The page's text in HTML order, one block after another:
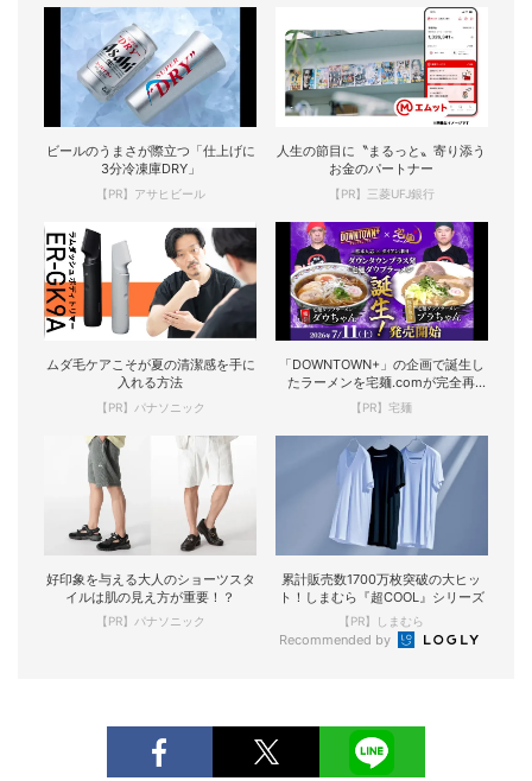
ビールのうまさが際立つ「仕上げに
3分冷凍庫DRY」
【PR】アサヒビール
人生の節目に〝まるっと〟寄り添う
お金のパートナー
【PR】三菱UFJ銀行
ムダ毛ケアこそが夏の清潔感を手に
入れる方法
【PR】パナソニック
「DOWNTOWN+」の企画で誕生し
たラーメンを宅麺.comが完全再
現！
【PR】宅麺
好印象を与える大人のショーツスタ
イルは肌の見え方が重要！？
【PR】パナソニック
累計販売数1700万枚突破の大ヒッ
ト！しまむら『超COOL』シリーズ
【PR】しまむら
Recommended by